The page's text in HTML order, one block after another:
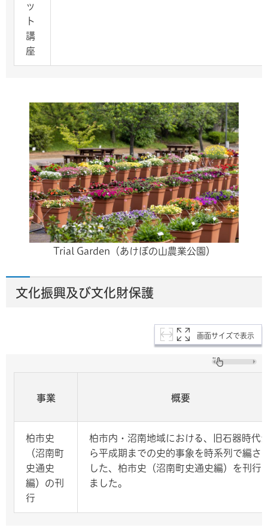
ッ
ト
講
座
Trial Garden（あけぼの山農業公園）
文化振興及び文化財保護
画面サイズで表示
事業 概要
柏市史
（沼南町
史通史
編）の刊
行
柏市内・沼南地域における、旧石器時代
ら平成期までの史的事象を時系列で編さ
した、柏市史（沼南町史通史編）を刊行
ました。